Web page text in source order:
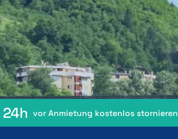
vor Anmietung kostenlos stornieren